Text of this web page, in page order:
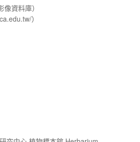
資料庫）
）